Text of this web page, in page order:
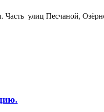
Часть улиц Песчаной,